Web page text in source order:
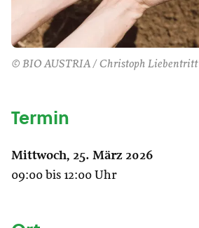
© BIO AUSTRIA / Christoph Liebentritt
Termin
Mittwoch, 25. März 2026
09:00 bis 12:00 Uhr